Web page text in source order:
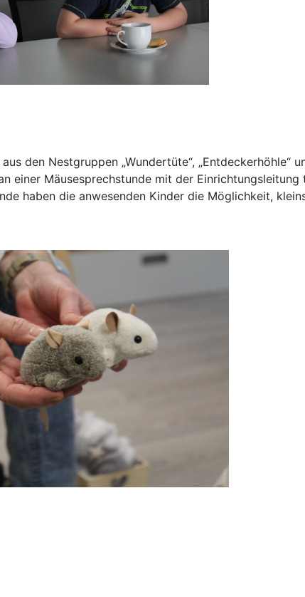
den Nestgruppen „Wundertüte“, „Entdeckerhöhle“
einer Mäusesprechstunde mit der Einrichtungsleitung
haben die anwesenden Kinder die Möglichkeit,